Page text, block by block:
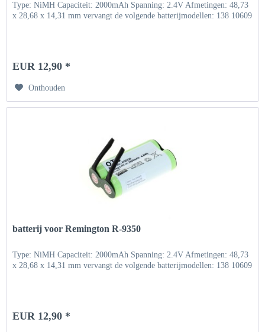
Type: NiMH Capaciteit: 2000mAh Spanning: 2.4V Afmetingen: 48,73
x 28,68 x 14,31 mm vervangt de volgende batterijmodellen: 138 10609
EUR 12,90 *
Onthouden
batterij voor Remington R-9350
Type: NiMH Capaciteit: 2000mAh Spanning: 2.4V Afmetingen: 48,73
x 28,68 x 14,31 mm vervangt de volgende batterijmodellen: 138 10609
EUR 12,90 *